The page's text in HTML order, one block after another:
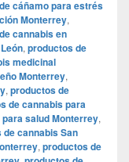
cáñamo para estrés
Monterrey,
cannabis en
, productos de
medicinal
Monterrey,
, productos de
de cannabis para
salud Monterrey,
cannabis San
, productos de